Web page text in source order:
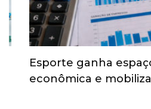
Esporte ganha espaço
econômica e mobiliza…